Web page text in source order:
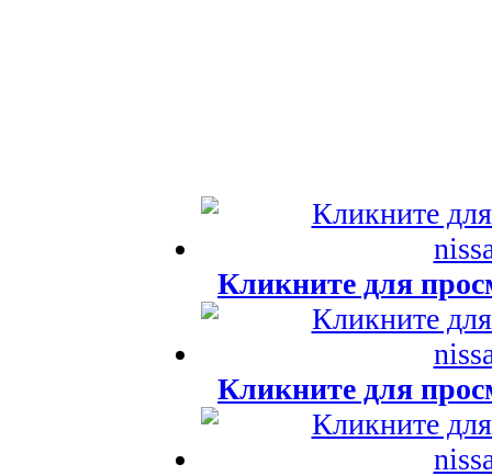
Кликните для
Кликните для